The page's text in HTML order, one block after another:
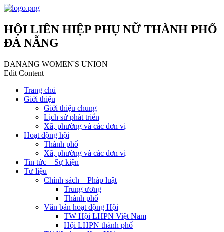
HỘI LIÊN HIỆP PHỤ NỮ THÀNH PHỐ
ĐÀ NẴNG
DANANG WOMEN'S UNION
Edit Content
Trang chủ
Giới thiệu
Giới thiệu chung
Lịch sử phát triển
Xã, phường và các đơn vị
Hoạt động hội
Thành phố
Xã, phường và các đơn vị
Tin tức – Sự kiện
Tư liệu
Chính sách – Pháp luật
Trung ương
Thành phố
Văn bản hoạt động Hội
TW Hội LHPN Việt Nam
Hội LHPN thành phố